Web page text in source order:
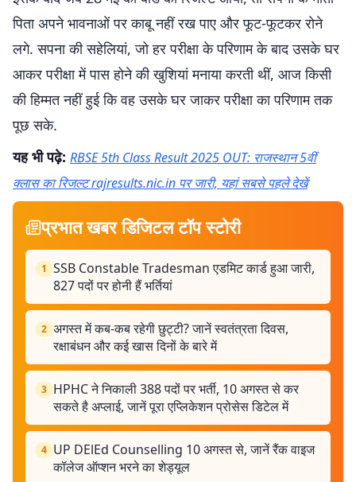
पिता अपने भावनाओं पर काबू नहीं रख पाए और फूट-फूटकर रोने
लगे. सपना की सहेलियां, जो हर परीक्षा के परिणाम के बाद उसके घर
आकर परीक्षा में पास होने की खुशियां मनाया करती थीं, आज किसी
की हिम्मत नहीं हुई कि वह उसके घर जाकर परीक्षा का परिणाम तक
पूछ सके.
यह भी पढ़े: RBSE 5th Class Result 2025 OUT: राजस्थान 5वीं
क्लास का रिजल्ट rajresults.nic.in पर जारी, यहां सबसे पहले देखें
प्रभात खबर डिजिटल टॉप स्टोरी
1 SSB Constable Tradesman एडमिट कार्ड हुआ जारी,
827 पदों पर होनी हैं भर्तियां
2 अगस्त में कब-कब रहेगी छुट्टी? जानें स्वतंत्रता दिवस,
रक्षाबंधन और कई खास दिनों के बारे में
3 HPHC ने निकाली 388 पदों पर भर्ती, 10 अगस्त से कर
सकते है अप्लाई, जानें पूरा एप्लिकेशन प्रोसेस डिटेल में
4 UP DElEd Counselling 10 अगस्त से, जानें रैंक वाइज
कॉलेज ऑप्शन भरने का शेड्यूल